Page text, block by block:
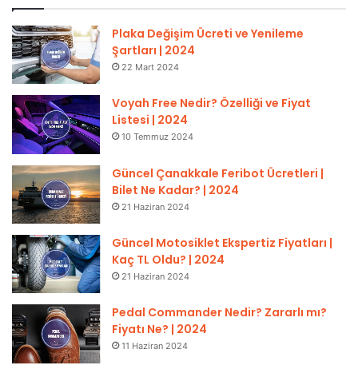
Plaka Değişim Ücreti ve Yenileme
Şartları | 2024
22 Mart 2024
Voyah Free Nedir? Özelliği ve Fiyat
Listesi | 2024
10 Temmuz 2024
Güncel Çanakkale Feribot Ücretleri |
Bilet Ne Kadar? | 2024
21 Haziran 2024
Güncel Motosiklet Ekspertiz Fiyatları |
Kaç TL Oldu? | 2024
21 Haziran 2024
Pedal Commander Nedir? Zararlı mı?
Fiyatı Ne? | 2024
11 Haziran 2024